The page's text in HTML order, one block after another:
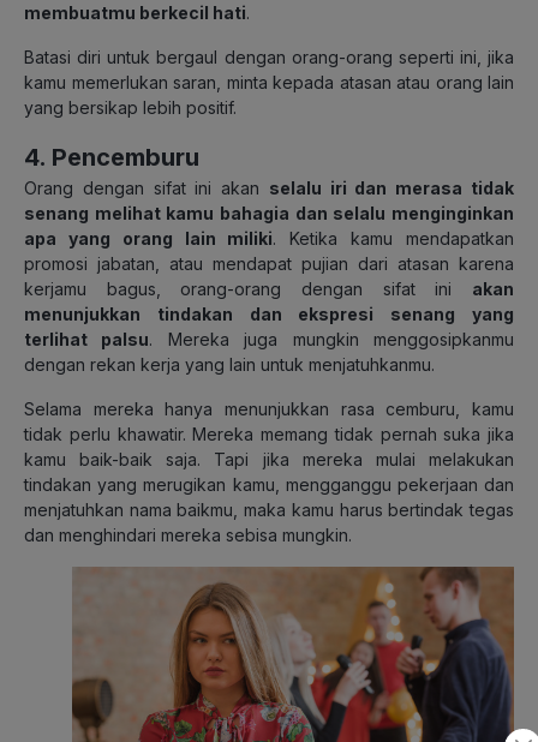
membuatmu berkecil hati.
Batasi diri untuk bergaul dengan orang-orang seperti ini, jika
kamu memerlukan saran, minta kepada atasan atau orang lain
yang bersikap lebih positif.
4. Pencemburu
Orang dengan sifat ini akan selalu iri dan merasa tidak
senang melihat kamu bahagia dan selalu menginginkan
apa yang orang lain miliki. Ketika kamu mendapatkan
promosi jabatan, atau mendapat pujian dari atasan karena
kerjamu bagus, orang-orang dengan sifat ini akan
menunjukkan tindakan dan ekspresi senang yang
terlihat palsu. Mereka juga mungkin menggosipkanmu
dengan rekan kerja yang lain untuk menjatuhkanmu.
Selama mereka hanya menunjukkan rasa cemburu, kamu
tidak perlu khawatir. Mereka memang tidak pernah suka jika
kamu baik-baik saja. Tapi jika mereka mulai melakukan
tindakan yang merugikan kamu, mengganggu pekerjaan dan
menjatuhkan nama baikmu, maka kamu harus bertindak tegas
dan menghindari mereka sebisa mungkin.